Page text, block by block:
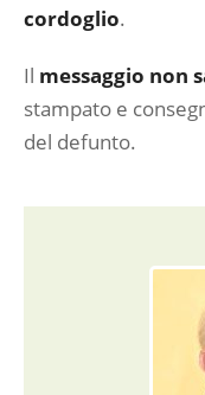
cordoglio.
Il messaggio non
stampato e
del defunto.